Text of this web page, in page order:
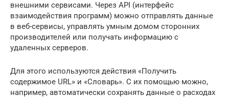
внешними сервисами. Через API (интерфейс
взаимодействия программ) можно отправлять данные
в веб-сервисы, управлять умным домом сторонних
производителей или получать информацию с
удаленных серверов.
Для этого используются действия «Получить
содержимое URL» и «Словарь». С их помощью можно,
например, автоматически сохранять данные о расходах